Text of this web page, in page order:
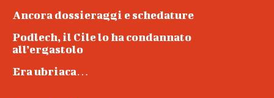
Ancora dossieraggi e schedature
Podlech, il Cile lo ha condannato
all’ergastolo
Era ubriaca…